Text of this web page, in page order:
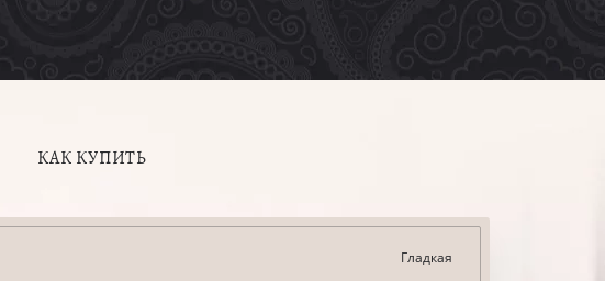
КАК КУПИТЬ
Гладкая